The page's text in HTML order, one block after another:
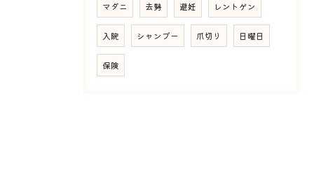
マダニ 去勢 避妊 レントゲン
入院 シャンプー 爪切り 日曜日
保険